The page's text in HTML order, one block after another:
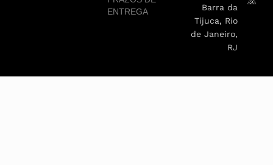
ENTREGA
Barra da
Tijuca, Rio
de Janeiro,
RJ